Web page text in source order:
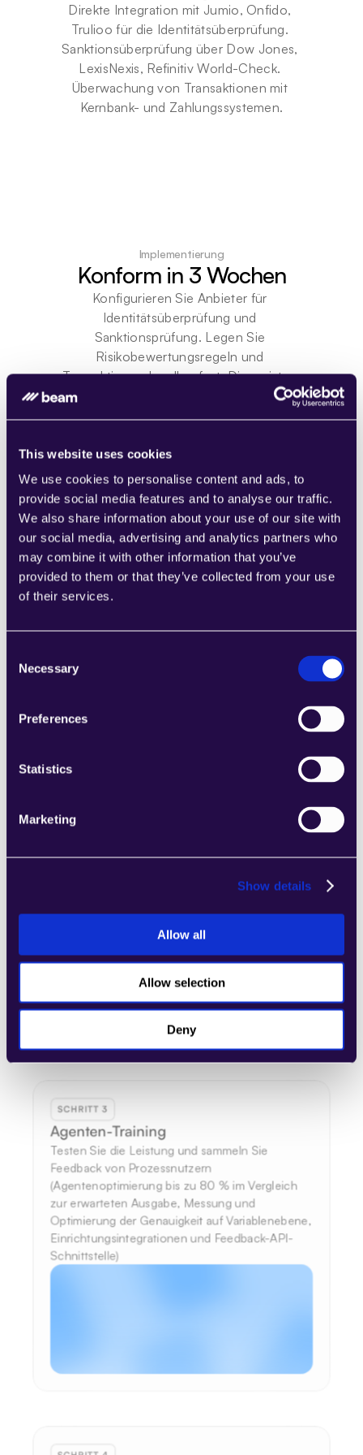
This website uses cookies
We use cookies to personalise content and ads, to
provide social media features and to analyse our traffic.
We also share information about your use of our site with
our social media, advertising and analytics partners who
may combine it with other information that you’ve
provided to them or that they’ve collected from your use
of their services.
Selection
Necessary
Preferences
Statistics
Marketing
Show details
Allow all
Allow selection
Deny
Direkte Integration mit Jumio, Onfido,
Trulioo für die Identitätsüberprüfung.
Sanktionsüberprüfung über Dow Jones,
LexisNexis, Refinitiv World-Check.
Überwachung von Transaktionen mit
Kernbank- und Zahlungssystemen.
Implementierung
Konform in 3 Wochen
Konfigurieren Sie Anbieter für
Identitätsüberprüfung und
Sanktionsprüfung. Legen Sie
Risikobewertungsregeln und
Transaktionsschwellen fest. Die meisten
Finanzinstitute erreichen die vollständige
Compliance innerhalb von 3 Wochen.
Agenten-Discovery
Führen Sie Workshops mit relevanten
Stakeholdern durch, um Anwendungsfälle zu
identifizieren und zu priorisieren und die
Anforderungen zu erfassen.
Entwickeln und starten Sie Ihren ersten Agenten
(Prozessabgrenzung und -aufzeichnung,
läuft und wird mit Zielausgaben-Mapping
getestet)
SCHRITT 3
Agenten-Training
Testen Sie die Leistung und sammeln Sie
Feedback von Prozessnutzern
(Agentenoptimierung bis zu 80 % im Vergleich
zur erwarteten Ausgabe, Messung und
Optimierung der Genauigkeit auf Variablenebene,
Einrichtungsintegrationen und Feedback-API-
Schnittstelle)